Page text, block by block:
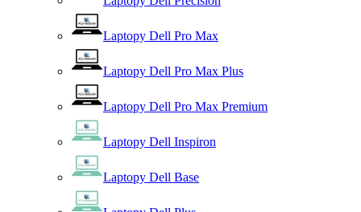
Laptopy Dell Pro Max
Laptopy Dell Pro Max Plus
Laptopy Dell Pro Max Premium
Laptopy Dell Inspiron
Laptopy Dell Base